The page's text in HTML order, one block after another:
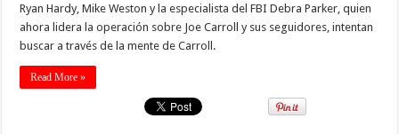
Ryan Hardy, Mike Weston y la especialista del FBI Debra Parker, quien
ahora lidera la operación sobre Joe Carroll y sus seguidores, intentan
buscar a través de la mente de Carroll.
Read More »